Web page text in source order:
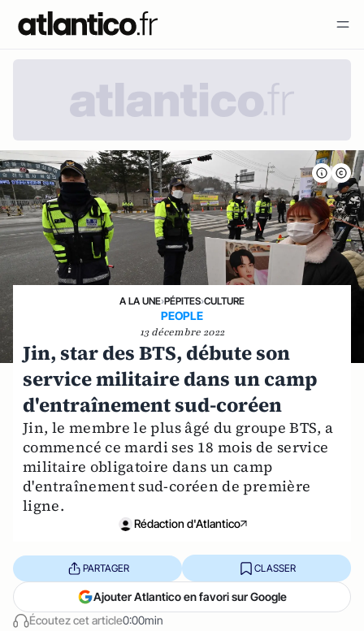
A LA UNE›PÉPITES›CULTURE
PEOPLE
13 décembre 2022
Jin, star des BTS, débute son
service militaire dans un camp
d'entraînement sud-coréen
Jin, le membre le plus âgé du groupe BTS, a
commencé ce mardi ses 18 mois de service
militaire obligatoire dans un camp
d'entraînement sud-coréen de première
ligne.
Rédaction d'Atlantico
Écoutez cet article0:00min
PARTAGER CLASSER
Ajouter Atlantico en favori sur Google